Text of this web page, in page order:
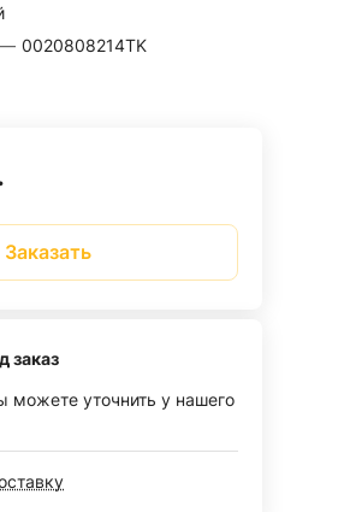
— 0020808214TK
Заказать
заказ
можете уточнить у нашего